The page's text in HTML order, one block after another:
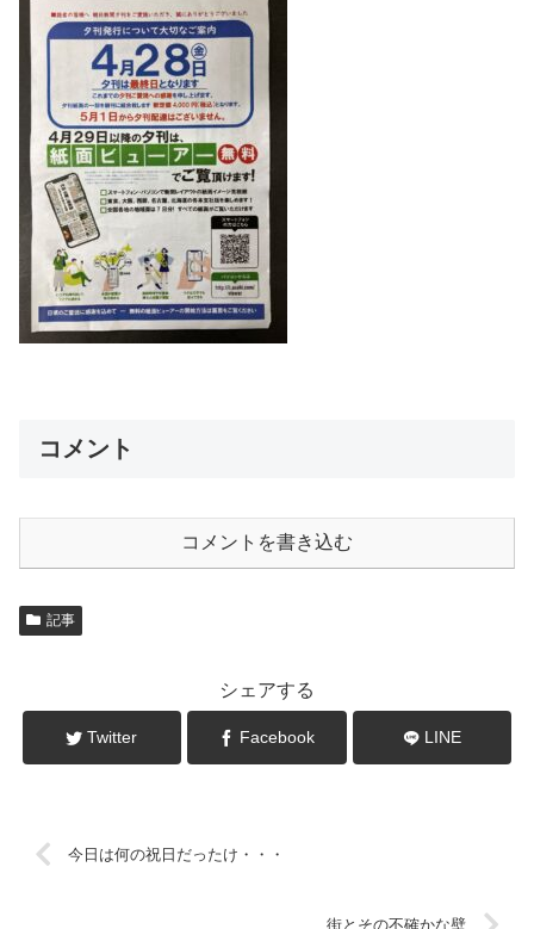
コメント
コメントを書き込む
記事
シェアする
Twitter Facebook LINE
今日は何の祝日だったけ・・・
街とその不確かな壁